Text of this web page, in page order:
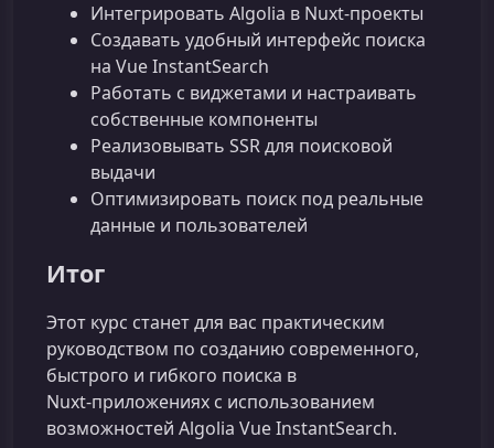
Интегрировать Algolia в Nuxt‑проекты
Создавать удобный интерфейс поиска
на Vue InstantSearch
Работать с виджетами и настраивать
собственные компоненты
Реализовывать SSR для поисковой
выдачи
Оптимизировать поиск под реальные
данные и пользователей
Итог
Этот курс станет для вас практическим
руководством по созданию современного,
быстрого и гибкого поиска в
Nuxt‑приложениях с использованием
возможностей Algolia Vue InstantSearch.